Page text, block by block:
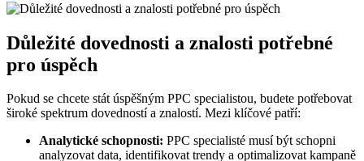
Důležité dovednosti a znalosti potřebné
pro úspěch
Pokud se chcete stát úspěšným PPC specialistou, budete potřebovat
široké spektrum dovedností a znalostí. Mezi klíčové patří:
Analytické schopnosti: PPC specialisté musí být schopni
analyzovat data, identifikovat trendy a optimalizovat kampaně